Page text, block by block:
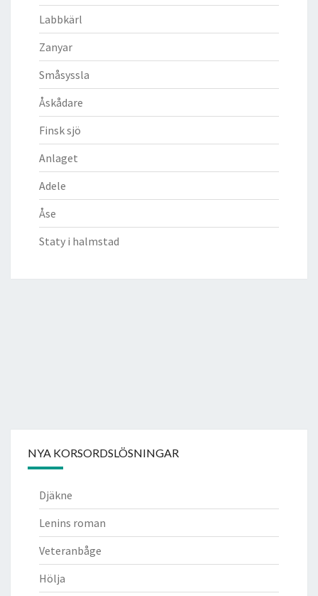
Labbkärl
Zanyar
Småsyssla
Åskådare
Finsk sjö
Anlaget
Adele
Åse
Staty i halmstad
NYA KORSORDSLÖSNINGAR
Djäkne
Lenins roman
Veteranbåge
Hölja